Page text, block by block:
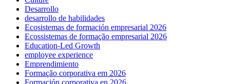
Desarrollo
desarrollo de habilidades
Ecosistemas de formación empresarial 2026
Ecossistemas de formação empresarial 2026
Education-Led Growth
employee experience
Emprendimiento
Formação corporativa em 2026
Formación corporativa en 2026